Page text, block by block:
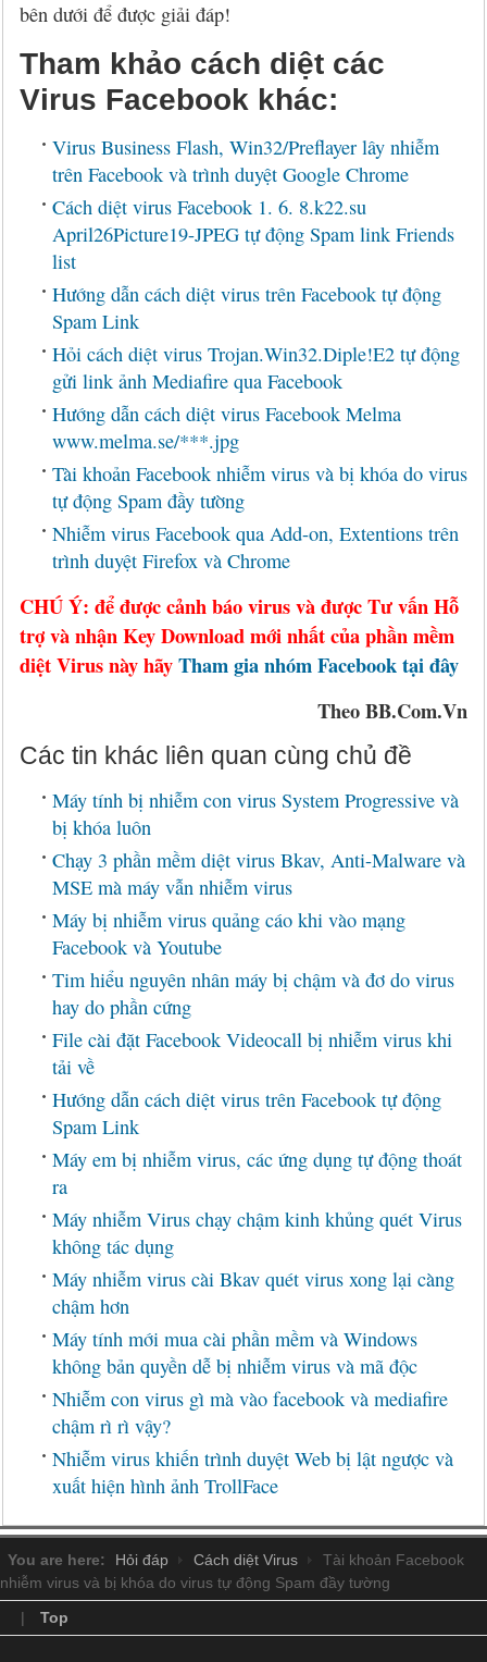
bên dưới để được giải đáp!
Tham khảo cách diệt các
Virus Facebook khác:
Virus Business Flash, Win32/Preflayer lây nhiễm
trên Facebook và trình duyệt Google Chrome
Cách diệt virus Facebook 1. 6. 8.k22.su
April26Picture19-JPEG tự động Spam link Friends
list
Hướng dẫn cách diệt virus trên Facebook tự động
Spam Link
Hỏi cách diệt virus Trojan.Win32.Diple!E2 tự động
gửi link ảnh Mediafire qua Facebook
Hướng dẫn cách diệt virus Facebook Melma
www.melma.se/***.jpg
Tài khoản Facebook nhiễm virus và bị khóa do virus
tự động Spam đầy tường
Nhiễm virus Facebook qua Add-on, Extentions trên
trình duyệt Firefox và Chrome
CHÚ Ý: để được cảnh báo virus và được Tư vấn Hỗ
trợ và nhận Key Download mới nhất của phần mềm
diệt Virus này hãyTham gia nhóm Facebook tại đây
Theo BB.Com.Vn
Các tin khác liên quan cùng chủ đề
Máy tính bị nhiễm con virus System Progressive và
bị khóa luôn
Chạy 3 phần mềm diệt virus Bkav, Anti-Malware và
MSE mà máy vẫn nhiễm virus
Máy bị nhiễm virus quảng cáo khi vào mạng
Facebook và Youtube
Tim hiểu nguyên nhân máy bị chậm và đơ do virus
hay do phần cứng
File cài đặt Facebook Videocall bị nhiễm virus khi
tải về
Hướng dẫn cách diệt virus trên Facebook tự động
Spam Link
Máy em bị nhiễm virus, các ứng dụng tự động thoát
ra
Máy nhiễm Virus chạy chậm kinh khủng quét Virus
không tác dụng
Máy nhiễm virus cài Bkav quét virus xong lại càng
chậm hơn
Máy tính mới mua cài phần mềm và Windows
không bản quyền dễ bị nhiễm virus và mã độc
Nhiễm con virus gì mà vào facebook và mediafire
chậm rì rì vậy?
Nhiễm virus khiến trình duyệt Web bị lật ngược và
xuất hiện hình ảnh TrollFace
You are here: Hỏi đáp Cách diệt Virus
Tài khoản Facebook
nhiễm virus và bị khóa do virus tự động Spam đầy tường
|
Top